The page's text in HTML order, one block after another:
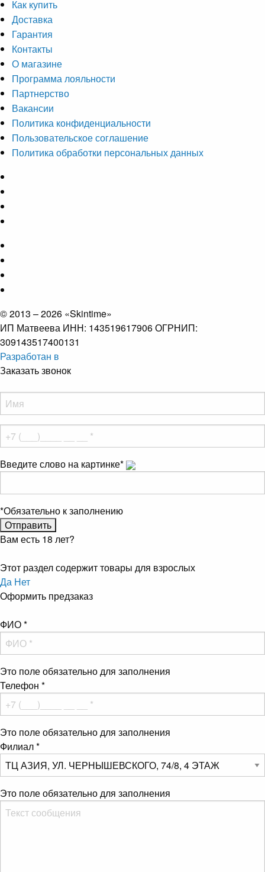
Как купить
Доставка
Гарантия
Контакты
О магазине
Программа лояльности
Партнерство
Вакансии
Политика конфиденциальности
Пользовательское соглашение
Политика обработки персональных данных
© 2013 – 2026 «Skintime»
ИП Матвеева ИНН: 143519617906 ОГРНИП:
309143517400131
Разработан в
Заказать звонок
Введите слово на картинке*
*Обязательно к заполнению
Вам есть 18 лет?
Этот раздел содержит товары для взрослых
Да Нет
Оформить предзаказ
ФИО*
Это поле обязательно для заполнения
Телефон *
Это поле обязательно для заполнения
Филиал*
Это поле обязательно для заполнения